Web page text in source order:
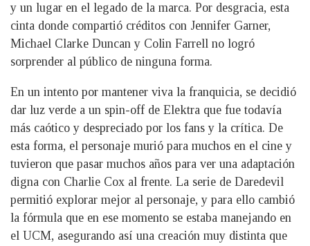
y un lugar en el legado de la marca. Por desgracia, esta
cinta donde compartió créditos con Jennifer Garner,
Michael Clarke Duncan y Colin Farrell no logró
sorprender al público de ninguna forma.
En un intento por mantener viva la franquicia, se decidió
dar luz verde a un spin-off de Elektra que fue todavía
más caótico y despreciado por los fans y la crítica. De
esta forma, el personaje murió para muchos en el cine y
tuvieron que pasar muchos años para ver una adaptación
digna con Charlie Cox al frente. La serie de Daredevil
permitió explorar mejor al personaje, y para ello cambió
la fórmula que en ese momento se estaba manejando en
el UCM, asegurando así una creación muy distinta que